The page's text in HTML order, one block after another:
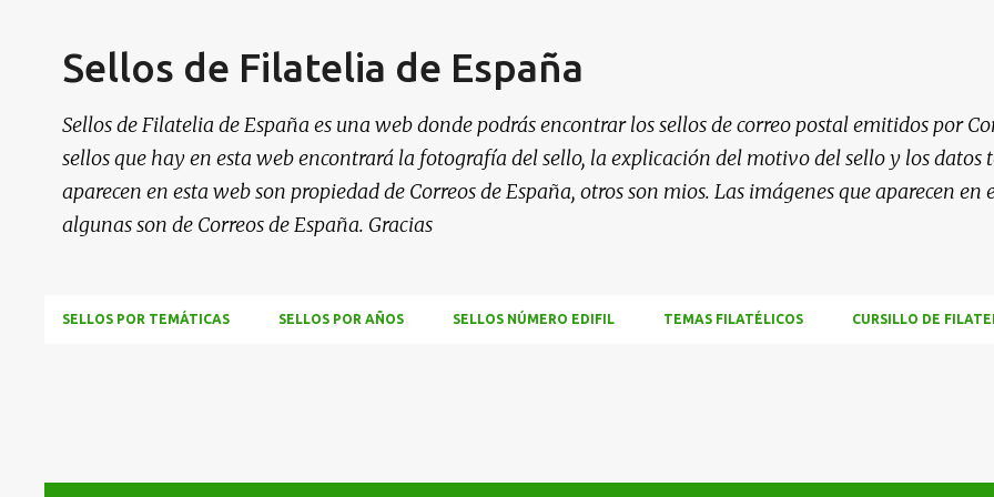
Sellos de Filatelia de España
Sellos de Filatelia de España es una web donde podrás encontrar los sellos de correo postal emitidos por
sellos que hay en esta web encontrará la fotografía del sello, la explicación del motivo del sello y los datos
aparecen en esta web son propiedad de Correos de España, otros son mios. Las imágenes que aparecen
algunas son de Correos de España. Gracias
SELLOS POR TEMÁTICAS SELLOS POR AÑOS SELLOS NÚMERO EDIFIL TEMAS FILATÉLICOS CURSILLO DE